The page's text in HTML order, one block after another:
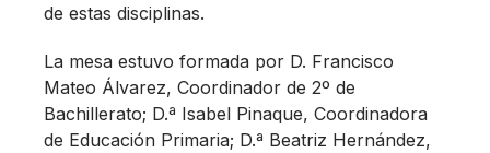
de estas disciplinas.
La mesa estuvo formada por D. Francisco
Mateo Álvarez, Coordinador de 2º de
Bachillerato; D.ª Isabel Pinaque, Coordinadora
de Educación Primaria; D.ª Beatriz Hernández,